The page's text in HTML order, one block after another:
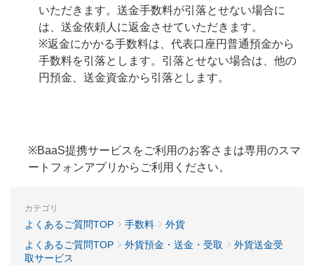
いただきます。送金手数料が引落とせない場合に
は、送金依頼人に返金させていただきます。
※返金にかかる手数料は、代表口座円普通預金から
手数料を引落とします。引落とせない場合は、他の
円預金、送金資金から引落とします。
※BaaS提携サービスをご利用のお客さまは専用のスマ
ートフォンアプリからご利用ください。
カテゴリ
よくあるご質問TOP 手数料
外貨
よくあるご質問TOP
外貨預金・送金・受取
外貨送金受
取サービス